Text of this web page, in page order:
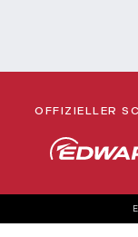
OFFIZIELLER